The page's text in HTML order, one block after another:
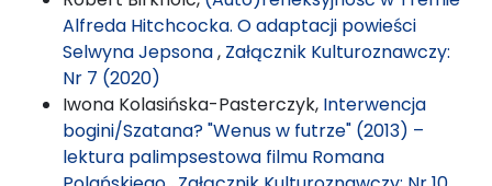
Alfreda Hitchcocka. O adaptacji powieści
Selwyna Jepsona, Załącznik Kulturoznawczy:
Nr 7 (2020)
Iwona Kolasińska-Pasterczyk, Interwencja
bogini/Szatana? "Wenus w futrze" (2013) –
lektura palimpsestowa filmu Romana